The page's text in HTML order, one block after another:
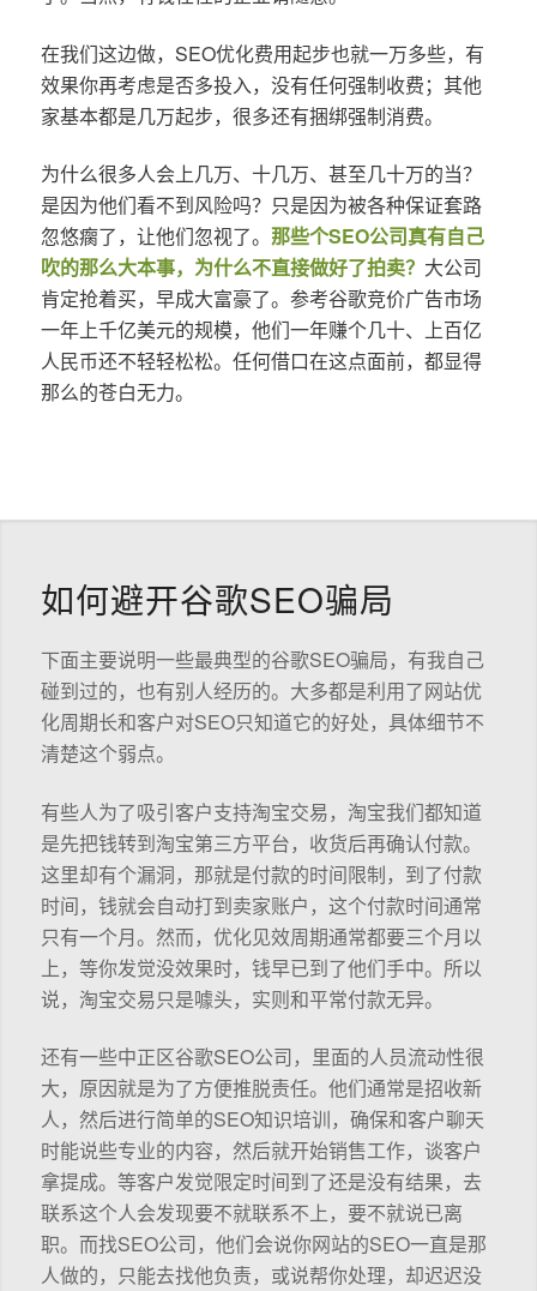
在我们这边做，SEO优化费用起步也就一万多些，有
效果你再考虑是否多投入，没有任何强制收费；其他
家基本都是几万起步，很多还有捆绑强制消费。
为什么很多人会上几万、十几万、甚至几十万的当？
是因为他们看不到风险吗？只是因为被各种保证套路
忽悠瘸了，让他们忽视了。 那些个SEO公司真有自己
吹的那么大本事，为什么不直接做好了拍卖？ 大公司
肯定抢着买，早成大富豪了。参考谷歌竞价广告市场
一年上千亿美元的规模，他们一年赚个几十、上百亿
人民币还不轻轻松松。任何借口在这点面前，都显得
那么的苍白无力。
如何避开谷歌SEO骗局
下面主要说明一些最典型的谷歌SEO骗局，有我自己
碰到过的，也有别人经历的。大多都是利用了网站优
化周期长和客户对SEO只知道它的好处，具体细节不
清楚这个弱点。
有些人为了吸引客户支持淘宝交易，淘宝我们都知道
是先把钱转到淘宝第三方平台，收货后再确认付款。
这里却有个漏洞，那就是付款的时间限制，到了付款
时间，钱就会自动打到卖家账户，这个付款时间通常
只有一个月。然而，优化见效周期通常都要三个月以
上，等你发觉没效果时，钱早已到了他们手中。所以
说，淘宝交易只是噱头，实则和平常付款无异。
还有一些中正区谷歌SEO公司，里面的人员流动性很
大，原因就是为了方便推脱责任。他们通常是招收新
人，然后进行简单的SEO知识培训，确保和客户聊天
时能说些专业的内容，然后就开始销售工作，谈客户
拿提成。等客户发觉限定时间到了还是没有结果，去
联系这个人会发现要不就联系不上，要不就说已离
职。而找SEO公司，他们会说你网站的SEO一直是那
人做的，只能去找他负责，或说帮你处理，却迟迟没